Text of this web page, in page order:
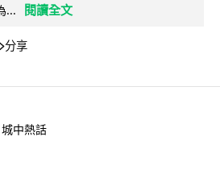
...
閱讀全文
分享
城中熱話